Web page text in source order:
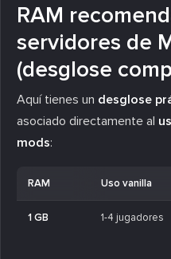
RAM
servidores de
(desglose
Aquí tienes un desglose
asociado directamente al
mods:
RAM Uso vanilla
1 GB 1-4 jugadores